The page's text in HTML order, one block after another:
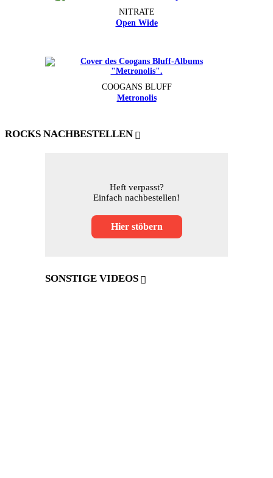
NITRATE
Open Wide
COOGANS BLUFF
Metronolis
ROCKS NACHBESTELLEN
Heft verpasst?
Einfach nachbestellen!
Hier stöbern
SONSTIGE VIDEOS